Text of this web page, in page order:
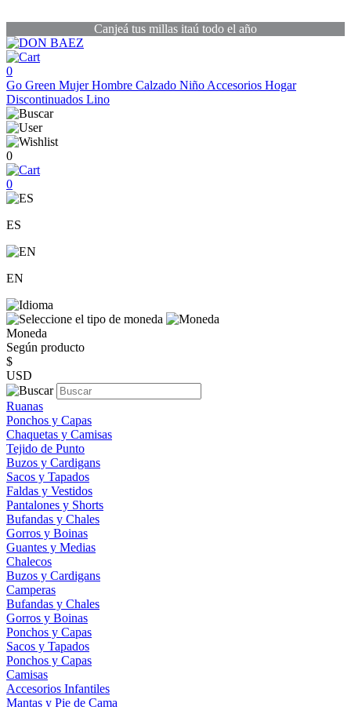
Canjeá tus millas itaú todo el año
0
Go Green MujerHombre Calzado Niño Accesorios Hogar
Discontinuados Lino
0
0
ES
EN
Moneda
Según producto
$
USD
Ruanas
Ponchos y Capas
Chaquetas y Camisas
Tejido de Punto
Buzos y Cardigans
Sacos y Tapados
Faldas y Vestidos
Pantalones y Shorts
Bufandas y Chales
Gorros y Boinas
Guantes y Medias
Chalecos
Buzos y Cardigans
Camperas
Bufandas y Chales
Gorros y Boinas
Ponchos y Capas
Sacos y Tapados
Ponchos y Capas
Camisas
Accesorios Infantiles
Mantas y Pie de Cama